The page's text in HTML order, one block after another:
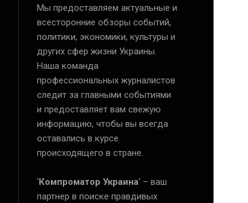
Мы предоставляем актуальные и
всесторонние обзоры событий,
политики, экономики, культуры и
других сфер жизни Украины.
Наша команда
профессиональных журналистов
следит за главными событиями
и предоставляет вам свежую
информацию, чтобы вы всегда
оставались в курсе
происходящего в стране.
‘Компроматор Украина‘ – ваш
партнер в поиске правдивых